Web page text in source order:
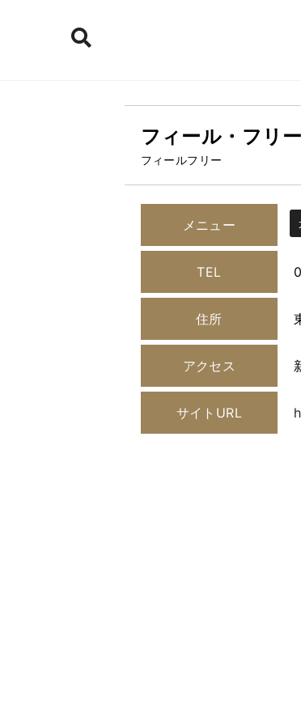
フィール・フリー
フィールフリー
メニュー
TEL
住所
アクセス
サイトURL